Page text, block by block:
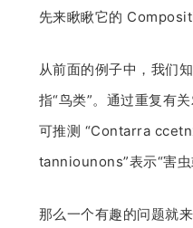
先来瞅瞅它的
从前面的例子中，我
指“鸟类”。通过重复有
可推测 “Contarra
tanniounons”表示“害虫
那么一个有趣的问题就